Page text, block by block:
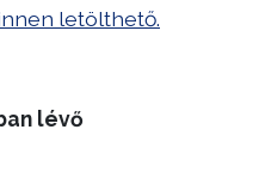
Választás
letölthető.
lévő